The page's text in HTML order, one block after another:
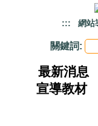
::: 網站
關鍵詞:
最新消息
宣導教材